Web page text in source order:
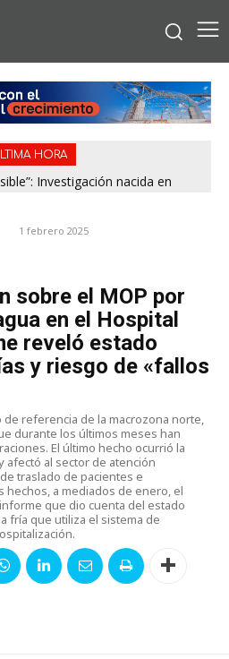
HORA
Investigación nacida en
1 febrero 2025
sobre el MOP por
en el Hospital
reveló estado
y riesgo de «fallos
referencia de la macrozona norte,
durante los últimos meses han
El último hecho ocurrió la
afectó al sector de atención
traslado de pacientes e
hechos, a mediados de enero, el
que dio cuenta del estado
fría que utiliza el sistema de